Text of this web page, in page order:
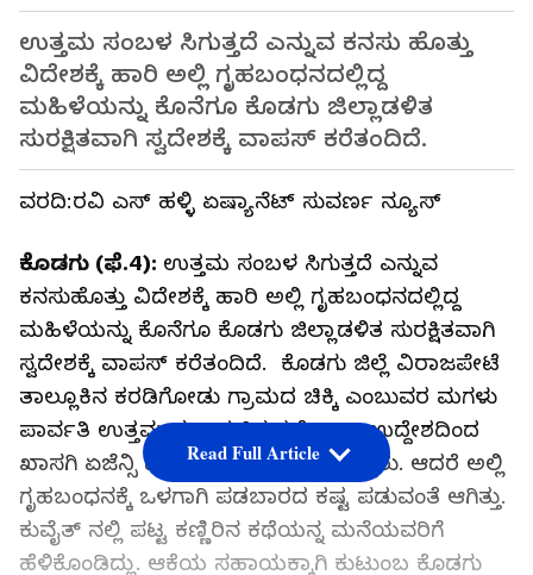
ಉತ್ತಮ ಸಂಬಳ ಸಿಗುತ್ತದೆ ಎನ್ನುವ ಕನಸು ಹೊತ್ತು
ವಿದೇಶಕ್ಕೆ ಹಾರಿ ಅಲ್ಲಿ ಗೃಹಬಂಧನದಲ್ಲಿದ್ದ
ಮಹಿಳೆಯನ್ನು ಕೊನೆಗೂ ಕೊಡಗು ಜಿಲ್ಲಾಡಳಿತ
ಸುರಕ್ಷಿತವಾಗಿ ಸ್ವದೇಶಕ್ಕೆ ವಾಪಸ್ ಕರೆತಂದಿದೆ.
ವರದಿ:ರವಿ ಎಸ್ ಹಳ್ಳಿ ಏಷ್ಯಾನೆಟ್ ಸುವರ್ಣ ನ್ಯೂಸ್
ಕೊಡಗು (ಫೆ.4): ಉತ್ತಮ ಸಂಬಳ ಸಿಗುತ್ತದೆ ಎನ್ನುವ
ಕನಸುಹೊತ್ತು ವಿದೇಶಕ್ಕೆ ಹಾರಿ ಅಲ್ಲಿ ಗೃಹಬಂಧನದಲ್ಲಿದ್ದ
ಮಹಿಳೆಯನ್ನು ಕೊನೆಗೂ ಕೊಡಗು ಜಿಲ್ಲಾಡಳಿತ ಸುರಕ್ಷಿತವಾಗಿ
ಸ್ವದೇಶಕ್ಕೆ ವಾಪಸ್ ಕರೆತಂದಿದೆ. ಕೊಡಗು ಜಿಲ್ಲೆ ವಿರಾಜಪೇಟೆ
ತಾಲ್ಲೂಕಿನ ಕರಡಿಗೋಡು ಗ್ರಾಮದ ಚಿಕ್ಕಿ ಎಂಬುವರ ಮಗಳು
ಪಾರ್ವತಿ ಉತ್ತಮ ಸಂಬಳ ಸಿಗುತ್ತದೆ ಎಂಬ ಉದ್ದೇಶದಿಂದ
ಖಾಸಗಿ ಏಜೆನ್ಸಿ ಮೂಲಕ ಕುವೈತ್‍ಗೆ ಹೋಗಿದ್ದರು. ಆದರೆ ಅಲ್ಲಿ
ಗೃಹಬಂಧನಕ್ಕೆ ಒಳಗಾಗಿ ಪಡಬಾರದ ಕಷ್ಟ ಪಡುವಂತೆ ಆಗಿತ್ತು.
ಕುವೈತ್ ನಲ್ಲಿ ಪಟ್ಟ ಕಣ್ಣಿರಿನ ಕಥೆಯನ್ನ ಮನೆಯವರಿಗೆ
ಹೆಳಿಕೊಂಡಿದ್ಲು. ಆಕೆಯ ಸಹಾಯಕ್ಕಾಗಿ ಕುಟುಂಬ ಕೊಡಗು
Read Full Article